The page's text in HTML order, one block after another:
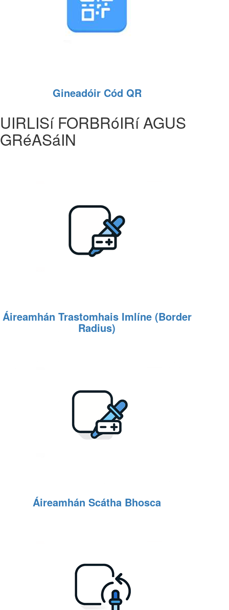
Gineadóir Cód QR
UIRLISí FORBRóIRí AGUS
GRéASáIN
Áireamhán Trastomhais Imlíne (Border
Radius)
Áireamhán Scátha Bhosca